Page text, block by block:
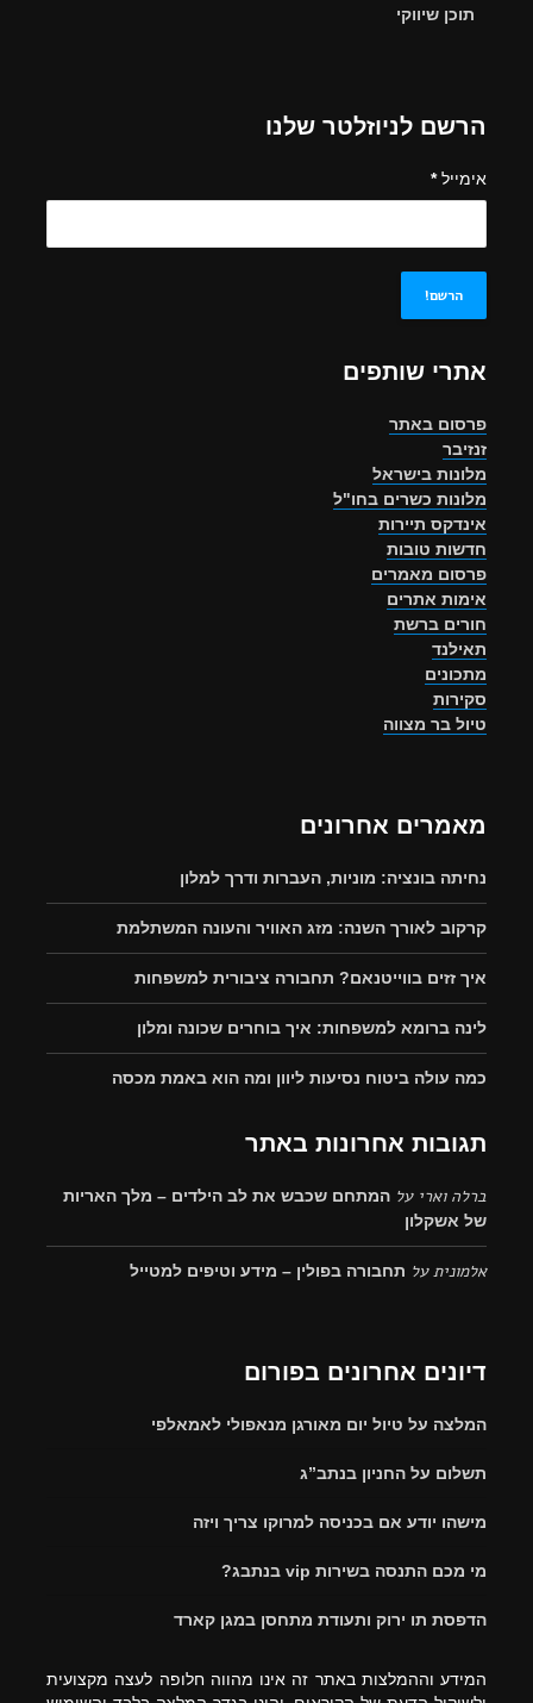
תוכן שיווקי
הרשם לניוזלטר שלנו
אימייל*
אתרי שותפים
פרסום באתר
זנזיבר
מלונות בישראל
מלונות כשרים בחו"ל
אינדקס תיירות
חדשות טובות
פרסום מאמרים
אימות אתרים
חורים ברשת
תאילנד
מתכונים
סקירות
טיול בר מצווה
מאמרים אחרונים
נחיתה בונציה: מוניות, העברות ודרך למלון
קרקוב לאורך השנה: מזג האוויר והעונה המשתלמת
איך זזים בווייטנאם? תחבורה ציבורית למשפחות
לינה ברומא למשפחות: איך בוחרים שכונה ומלון
כמה עולה ביטוח נסיעות ליוון ומה הוא באמת מכסה
תגובות אחרונות באתר
ברלה וארי על המתחם שכבש את לב הילדים – מלך האריות
של אשקלון
אלמוניתעל תחבורה בפולין – מידע וטיפים למטייל
דיונים אחרונים בפורום
המלצה על טיול יום מאורגן מנאפולי לאמאלפי
תשלום על החניון בנתב”ג
מישהו יודע אם בכניסה למרוקו צריך ויזה
מי מכם התנסה בשירות vip בנתבג?
הדפסת תו ירוק ותעודת מתחסן במגן קארד
המידע וההמלצות באתר זה אינו מהווה חלופה לעצה מקצועית